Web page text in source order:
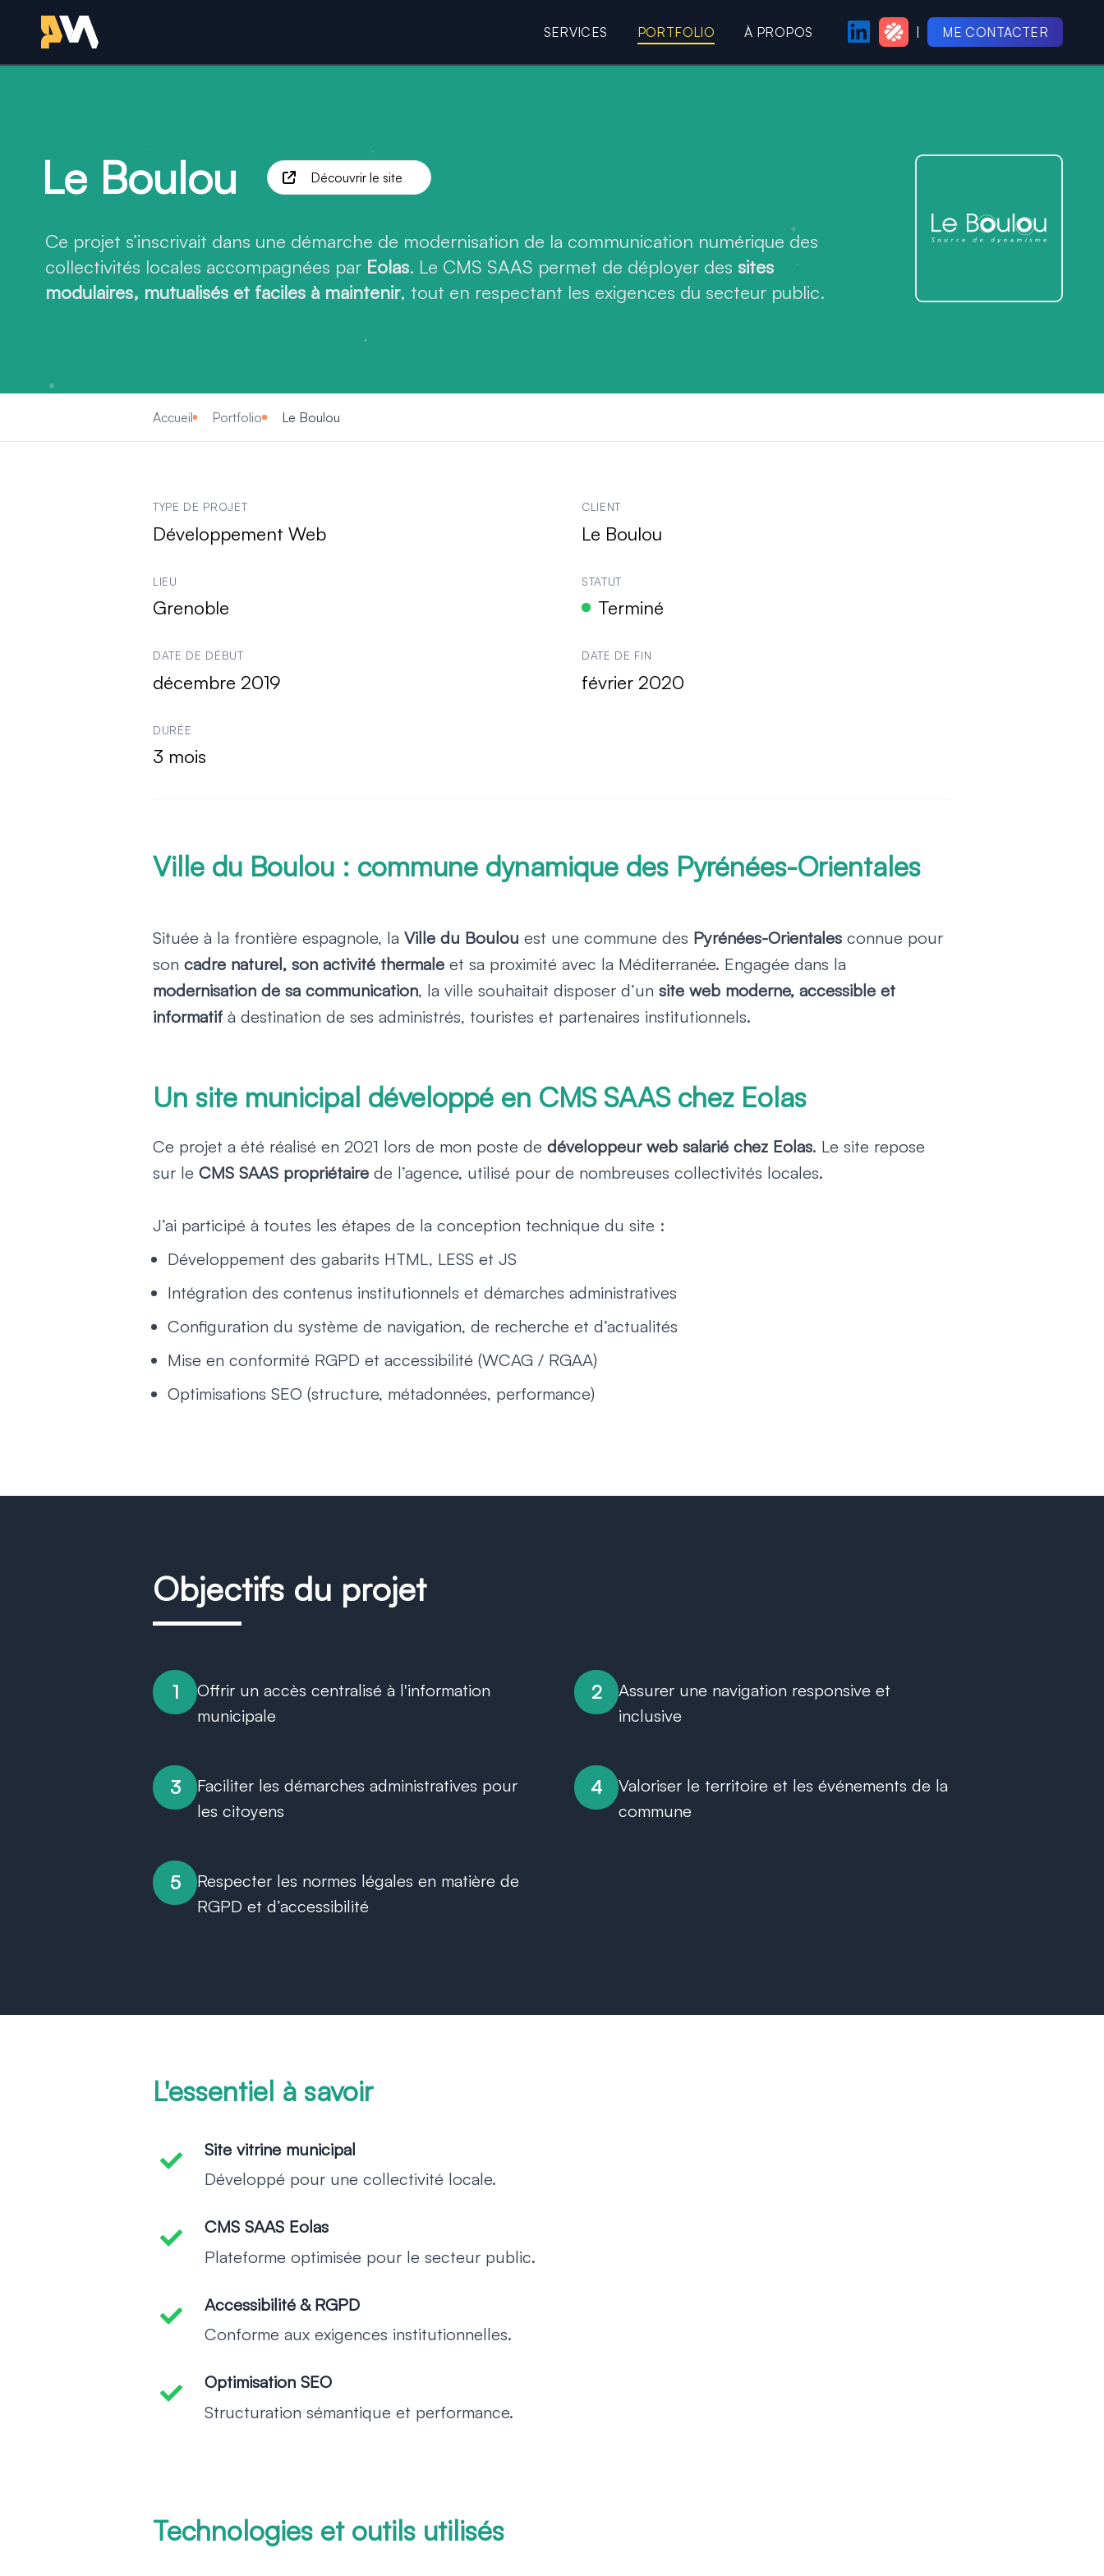
Retour à l'accueil - Site web de Pierrick Merli
SERVICES PORTFOLIO À PROPOS PAGE LINKEDIN
PROFIL MALT
| ME CONTACTER
Création du site officiel de la Ville
Le Boulou Découvrir le site
Ce projet s’inscrivait dans une démarche de modernisation de la communication numérique des
collectivités locales accompagnées par Eolas. Le CMS SAAS permet de déployer des sites
modulaires, mutualisés et faciles à maintenir, tout en respectant les exigences du secteur public.
Accueil Portfolio Le Boulou
Informations clés sur le projet
TYPE DE PROJET
Développement Web
CLIENT
Le Boulou
LIEU
Grenoble
STATUT
Terminé
DATE DE DÉBUT
décembre 2019
DATE DE FIN
février 2020
DURÉE
3 mois
Ville du Boulou : commune dynamique des Pyrénées-Orientales
Située à la frontière espagnole, la Ville du Boulou est une commune des Pyrénées-Orientales connue pour
son cadre naturel, son activité thermale et sa proximité avec la Méditerranée. Engagée dans la
modernisation de sa communication, la ville souhaitait disposer d’un site web moderne, accessible et
informatif à destination de ses administrés, touristes et partenaires institutionnels.
Un site municipal développé en CMS SAAS chez Eolas
Ce projet a été réalisé en 2021 lors de mon poste de développeur web salarié chez Eolas. Le site repose
sur le CMS SAAS propriétaire de l’agence, utilisé pour de nombreuses collectivités locales.
J’ai participé à toutes les étapes de la conception technique du site :
Développement des gabarits HTML, LESS et JS
Intégration des contenus institutionnels et démarches administratives
Configuration du système de navigation, de recherche et d’actualités
Mise en conformité RGPD et accessibilité (WCAG / RGAA)
Optimisations SEO (structure, métadonnées, performance)
Objectifs du projet
1
Offrir un accès centralisé à l'information
municipale
2
Assurer une navigation responsive et
inclusive
3
Faciliter les démarches administratives pour
les citoyens
4
Valoriser le territoire et les événements de la
commune
5
Respecter les normes légales en matière de
RGPD et d’accessibilité
L'essentiel à savoir
Site vitrine municipal
Développé pour une collectivité locale.
CMS SAAS Eolas
Plateforme optimisée pour le secteur public.
Accessibilité & RGPD
Conforme aux exigences institutionnelles.
Optimisation SEO
Structuration sémantique et performance.
Technologies et outils utiliséspour le développement web